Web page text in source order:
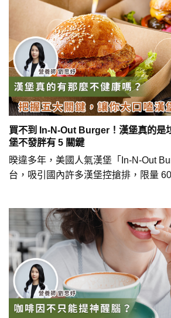
買不到 In-N-Out Burger！漢堡真的是
堡不發胖有 5 關鍵
暌違多年，美國人氣漢堡「In-N-Out
台，吸引國內許多漢堡控搶排，限量